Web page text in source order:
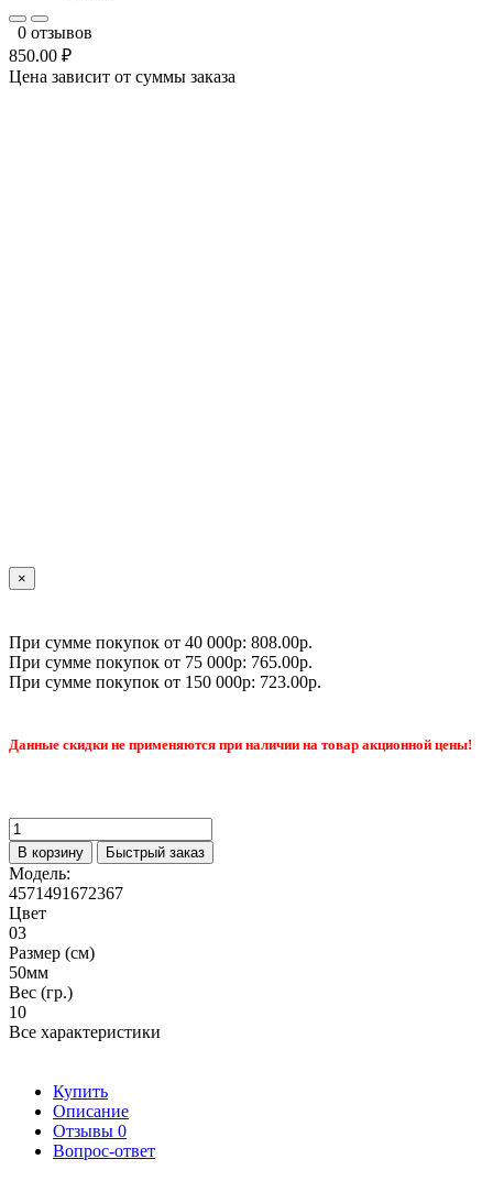
0 отзывов
850.00 ₽
Цена зависит от суммы заказа
×
При сумме покупок от 40 000р: 808.00р.
При сумме покупок от 75 000р: 765.00р.
При сумме покупок от 150 000р: 723.00р.
Данные скидки не применяются при наличии на товар акционной цены!
В корзину Быстрый заказ
Модель:
4571491672367
Цвет
03
Размер (см)
50мм
Вес (гр.)
10
Все характеристики
Купить
Описание
Отзывы 0
Вопрос-ответ